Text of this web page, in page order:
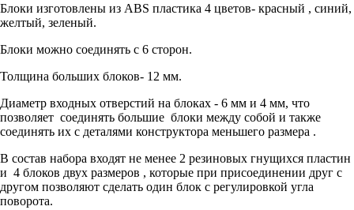
Блоки изготовлены из ABS пластика 4 цветов- красный , синий,
желтый, зеленый.
Блоки можно соединять с 6 сторон.
Толщина больших блоков- 12 мм.
Диаметр входных отверстий на блоках - 6 мм и 4 мм, что
позволяет соединять большие блоки между собой и также
соединять их с деталями конструктора меньшего размера .
В состав набора входят не менее 2 резиновых гнущихся пластин
и 4 блоков двух размеров , которые при присоединении друг с
другом позволяют сделать один блок с регулировкой угла
поворота.